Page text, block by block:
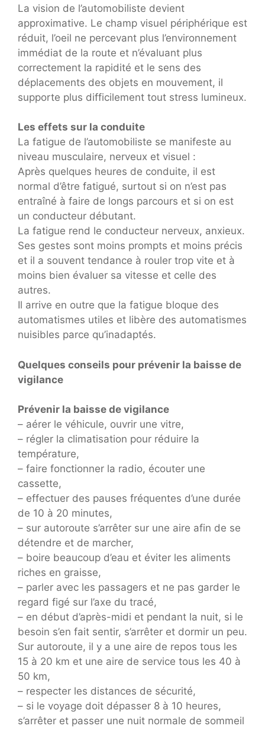
La vision de l’automobiliste devient
approximative. Le champ visuel périphérique est
réduit, l’oeil ne percevant plus l’environnement
immédiat de la route et n’évaluant plus
correctement la rapidité et le sens des
déplacements des objets en mouvement, il
supporte plus difficilement tout stress lumineux.
Les effets sur la conduite
La fatigue de l’automobiliste se manifeste au
niveau musculaire, nerveux et visuel :
Après quelques heures de conduite, il est
normal d’être fatigué, surtout si on n’est pas
entraîné à faire de longs parcours et si on est
un conducteur débutant.
La fatigue rend le conducteur nerveux, anxieux.
Ses gestes sont moins prompts et moins précis
et il a souvent tendance à rouler trop vite et à
moins bien évaluer sa vitesse et celle des
autres.
Il arrive en outre que la fatigue bloque des
automatismes utiles et libère des automatismes
nuisibles parce qu’inadaptés.
Quelques conseils pour prévenir la baisse de
vigilance
Prévenir la baisse de vigilance
– aérer le véhicule, ouvrir une vitre,
– régler la climatisation pour réduire la
température,
– faire fonctionner la radio, écouter une
cassette,
– effectuer des pauses fréquentes d’une durée
de 10 à 20 minutes,
– sur autoroute s’arrêter sur une aire afin de se
détendre et de marcher,
– boire beaucoup d’eau et éviter les aliments
riches en graisse,
– parler avec les passagers et ne pas garder le
regard figé sur l’axe du tracé,
– en début d’après-midi et pendant la nuit, si le
besoin s’en fait sentir, s’arrêter et dormir un peu.
Sur autoroute, il y a une aire de repos tous les
15 à 20 km et une aire de service tous les 40 à
50 km,
– respecter les distances de sécurité,
– si le voyage doit dépasser 8 à 10 heures,
s’arrêter et passer une nuit normale de sommeil